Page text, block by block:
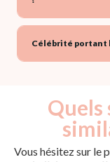
Célébrité portant
Quels
Vous hésitez sur le